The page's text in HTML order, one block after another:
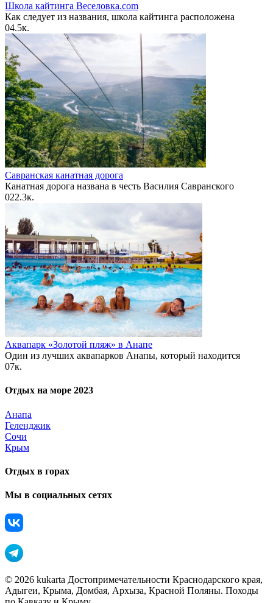
Школа кайтинга Веселовка.com
Как следует из названия, школа кайтинга расположена
04.5к.
Савранская канатная дорога
Канатная дорога названа в честь Василия Савранского
022.3к.
Аквапарк «Золотой пляж» в Анапе
Один из лучших аквапарков Анапы, который находится
07к.
Отдых на море 2023
Анапа
Геленджик
Сочи
Крым
Отдых в горах
Мы в социальных сетях
© 2026 kukarta Достопримечательности Краснодарского края,
Адыгеи, Крыма, Домбая, Архыза, Красной Поляны. Походы